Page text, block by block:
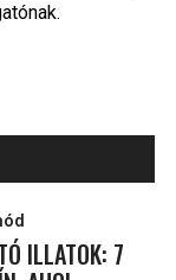
ILLATOK: 7